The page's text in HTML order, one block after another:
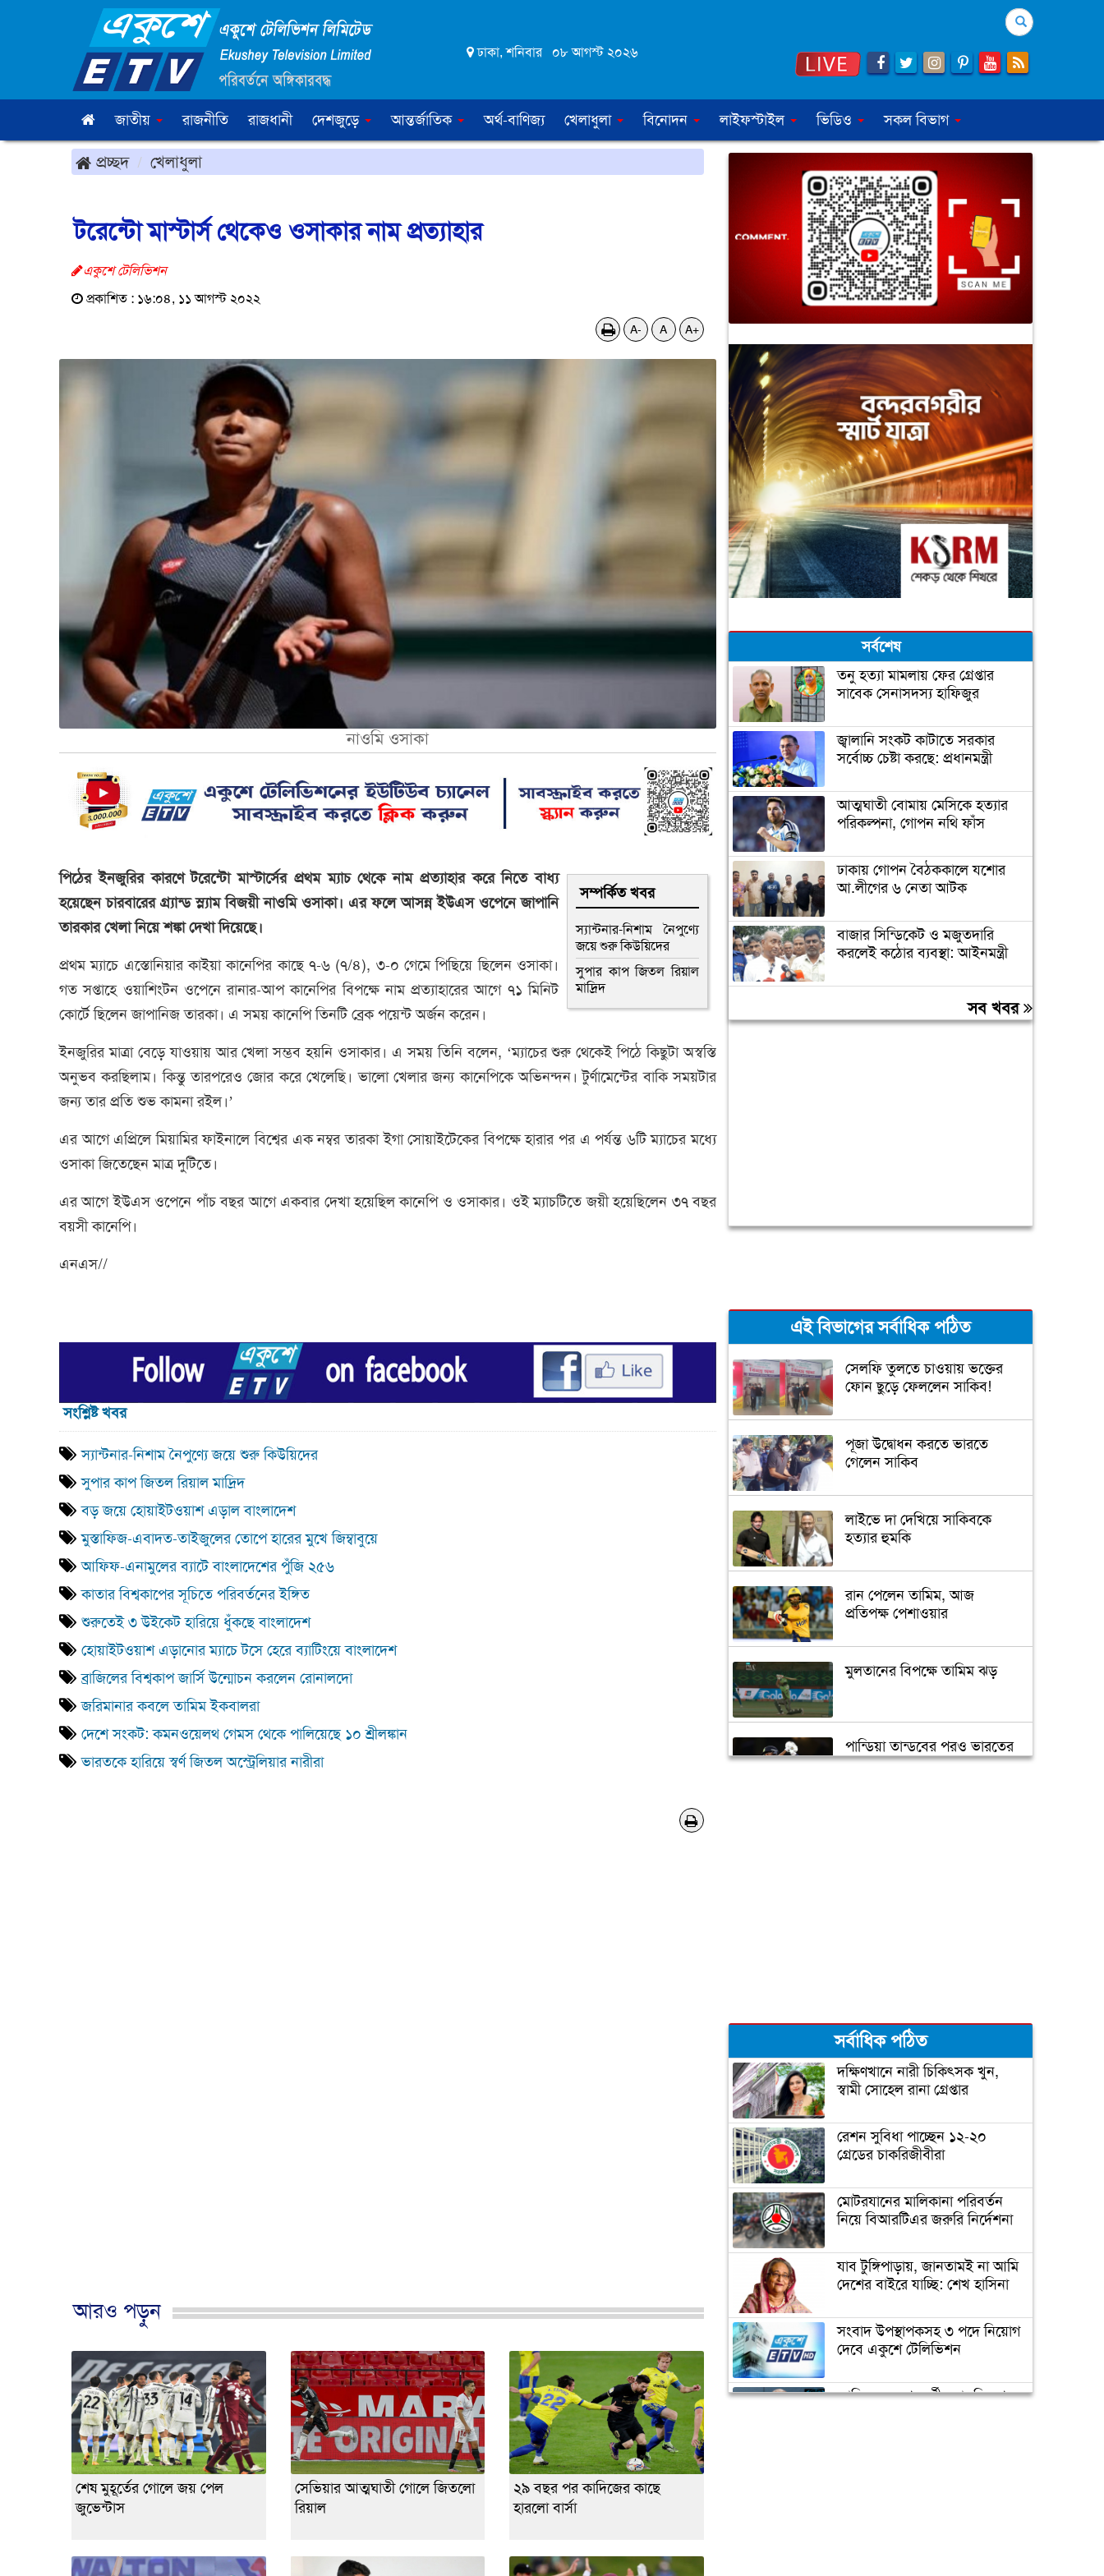
ঢাকা, শনিবার ০৮ আগস্ট ২০২৬
Search
জাতীয় রাজনীতি রাজধানী দেশজুড়ে আন্তর্জাতিক অর্থ-বাণিজ্য খেলাধুলা বিনোদন লাইফস্টাইল ভিডিও সকল বিভাগ
প্রচ্ছদ খেলাধুলা
টরেন্টো মাস্টার্স থেকেও ওসাকার নাম প্রত্যাহার
একুশে টেলিভিশন
প্রকাশিত : ১৬:০৪, ১১ আগস্ট ২০২২
A- A A+
নাওমি ওসাকা
সম্পর্কিত খবর
স্যান্টনার-নিশাম নৈপুণ্যে
জয়ে শুরু কিউয়িদের
সুপার কাপ জিতল রিয়াল
মাদ্রিদ
পিঠের ইনজুরির কারণে টরেন্টো মাস্টার্সের প্রথম ম্যাচ থেকে নাম প্রত্যাহার করে নিতে বাধ্য
হয়েছেন চারবারের গ্র্যান্ড স্ল্যাম বিজয়ী নাওমি ওসাকা। এর ফলে আসন্ন ইউএস ওপেনে জাপানি
তারকার খেলা নিয়ে শঙ্কা দেখা দিয়েছে।
প্রথম ম্যাচে এস্তোনিয়ার কাইয়া কানেপির কাছে ৭-৬ (৭/৪), ৩-০ গেমে পিছিয়ে ছিলেন ওসাকা।
গত সপ্তাহে ওয়াশিংটন ওপেনে রানার-আপ কানেপির বিপক্ষে নাম প্রত্যাহারের আগে ৭১ মিনিট
কোর্টে ছিলেন জাপানিজ তারকা। এ সময় কানেপি তিনটি ব্রেক পয়েন্ট অর্জন করেন।
ইনজুরির মাত্রা বেড়ে যাওয়ায় আর খেলা সম্ভব হয়নি ওসাকার। এ সময় তিনি বলেন, ‘ম্যাচের শুরু থেকেই পিঠে কিছুটা অস্বস্তি
অনুভব করছিলাম। কিন্তু তারপরেও জোর করে খেলেছি। ভালো খেলার জন্য কানেপিকে অভিনন্দন। টুর্ণামেন্টের বাকি সময়টার
জন্য তার প্রতি শুভ কামনা রইল।’
এর আগে এপ্রিলে মিয়ামির ফাইনালে বিশ্বের এক নম্বর তারকা ইগা সোয়াইটেকের বিপক্ষে হারার পর এ পর্যন্ত ৬টি ম্যাচের মধ্যে
ওসাকা জিতেছেন মাত্র দুটিতে।
এর আগে ইউএস ওপেনে পাঁচ বছর আগে একবার দেখা হয়েছিল কানেপি ও ওসাকার। ওই ম্যাচটিতে জয়ী হয়েছিলেন ৩৭ বছর
বয়সী কানেপি।
এনএস//
সংশ্লিষ্ট খবর
স্যান্টনার-নিশাম নৈপুণ্যে জয়ে শুরু কিউয়িদের
সুপার কাপ জিতল রিয়াল মাদ্রিদ
বড় জয়ে হোয়াইটওয়াশ এড়াল বাংলাদেশ
মুস্তাফিজ-এবাদত-তাইজুলের তোপে হারের মুখে জিম্বাবুয়ে
আফিফ-এনামুলের ব্যাটে বাংলাদেশের পুঁজি ২৫৬
কাতার বিশ্বকাপের সূচিতে পরিবর্তনের ইঙ্গিত
শুরুতেই ৩ উইকেট হারিয়ে ধুঁকছে বাংলাদেশ
হোয়াইটওয়াশ এড়ানোর ম্যাচে টসে হেরে ব্যাটিংয়ে বাংলাদেশ
ব্রাজিলের বিশ্বকাপ জার্সি উন্মোচন করলেন রোনালদো
জরিমানার কবলে তামিম ইকবালরা
দেশে সংকট: কমনওয়েলথ গেমস থেকে পালিয়েছে ১০ শ্রীলঙ্কান
ভারতকে হারিয়ে স্বর্ণ জিতল অস্ট্রেলিয়ার নারীরা
আরও পড়ুন
শেষ মুহূর্তের গোলে জয় পেল
জুভেন্টাস
সেভিয়ার আত্মঘাতী গোলে জিতলো
রিয়াল
২৯ বছর পর কাদিজের কাছে
হারলো বার্সা
সর্বশেষ
তনু হত্যা মামলায় ফের গ্রেপ্তার
সাবেক সেনাসদস্য হাফিজুর
জ্বালানি সংকট কাটাতে সরকার
সর্বোচ্চ চেষ্টা করছে: প্রধানমন্ত্রী
আত্মঘাতী বোমায় মেসিকে হত্যার
পরিকল্পনা, গোপন নথি ফাঁস
ঢাকায় গোপন বৈঠককালে যশোর
আ.লীগের ৬ নেতা আটক
বাজার সিন্ডিকেট ও মজুতদারি
করলেই কঠোর ব্যবস্থা: আইনমন্ত্রী
ফের বাড়ল স্বর্ণের দাম, ভরি ২ লাখ
৩৪ হাজার টাকা ছাড়াল সব খবর
এই বিভাগের সর্বাধিক পঠিত
সেলফি তুলতে চাওয়ায় ভক্তের
ফোন ছুড়ে ফেললেন সাকিব!
পূজা উদ্বোধন করতে ভারতে
গেলেন সাকিব
লাইভে দা দেখিয়ে সাকিবকে
হত্যার হুমকি
রান পেলেন তামিম, আজ
প্রতিপক্ষ পেশাওয়ার
মুলতানের বিপক্ষে তামিম ঝড়
পান্ডিয়া তান্ডবের পরও ভারতের
বড় পরাজয়
‘আপনি ক্রিকেটার, হিন্দুদের
ধর্মগুরু নন’
মাশরাফির ক্যারিয়ার শেষ!
ফিটনেসে সাকিবের সফলতার
রহস্য ফাঁস
সাকিবের জন্য বিগ ব্যাশের দরজা
বন্ধ
অবশেষে ক্ষমা প্রার্থনা করলেন
সর্বাধিক পঠিত
দক্ষিণখানে নারী চিকিৎসক খুন,
স্বামী সোহেল রানা গ্রেপ্তার
রেশন সুবিধা পাচ্ছেন ১২-২০
গ্রেডের চাকরিজীবীরা
মোটরযানের মালিকানা পরিবর্তন
নিয়ে বিআরটিএর জরুরি নির্দেশনা
যাব টুঙ্গিপাড়ায়, জানতামই না আমি
দেশের বাইরে যাচ্ছি: শেখ হাসিনা
সংবাদ উপস্থাপকসহ ৩ পদে নিয়োগ
দেবে একুশে টেলিভিশন
জাতিসংঘের পরবর্তী মহাসচিব পদে